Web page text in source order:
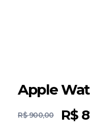
Apple
R$
R$900,00